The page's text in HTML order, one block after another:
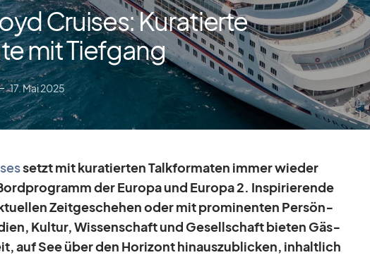
Cruises: Kuratierte
mit Tiefgang
17. Mai 2025
setzt mit ku­ra­tier­ten Talk­for­ma­ten im­mer wie­der
der Eu­ropa und Eu­ropa 2. In­spi­rie­rende
Zeit­ge­sche­hen oder mit pro­mi­nen­ten Per­sön­
Kul­tur, Wis­sen­schaft und Ge­sell­schaft bie­ten Gäs­
auf See über den Ho­ri­zont hin­aus­zu­bli­cken, in­halt­lich